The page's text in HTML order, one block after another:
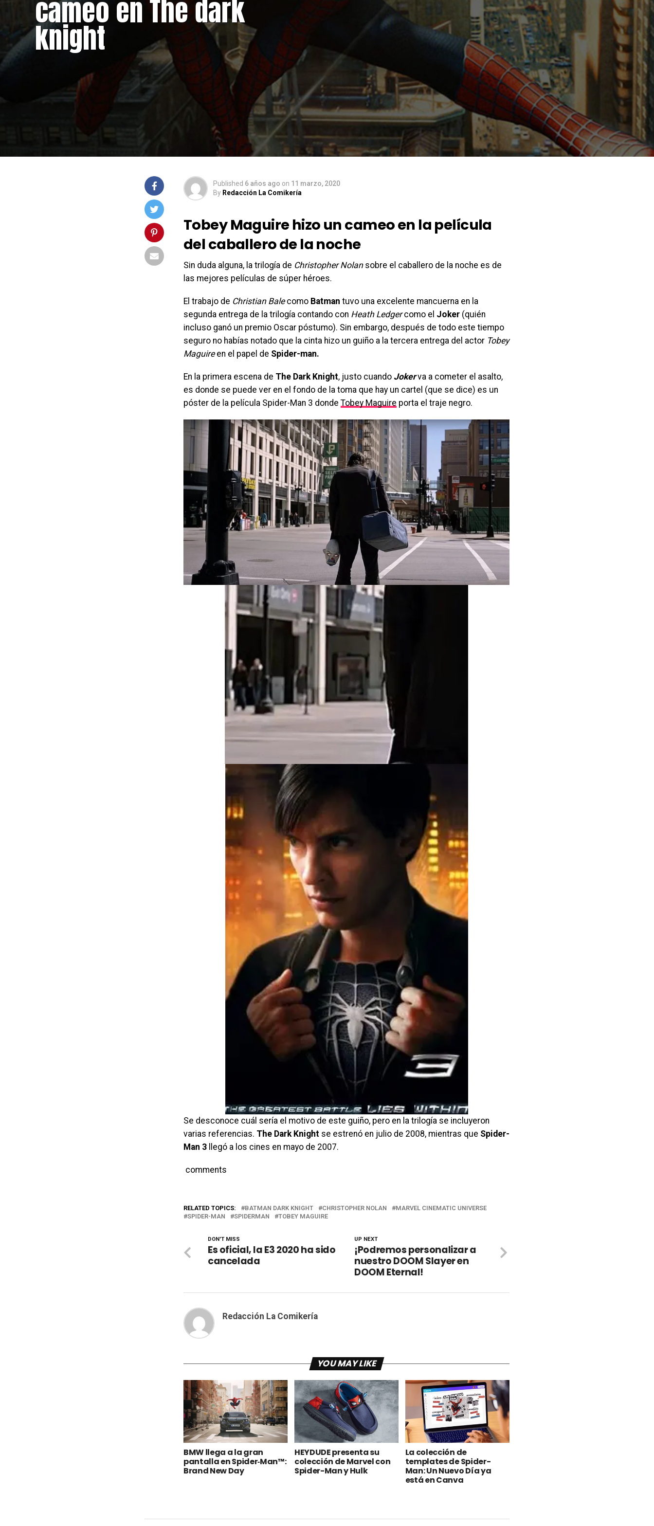
cameo en The dark
knight
Published 6 años ago on 11 marzo, 2020
By Redacción La Comikería
Tobey Maguire hizo un cameo en la película
del caballero de la noche
Sin duda alguna, la trilogía de Christopher Nolansobre el caballero de la noche es de
las mejores películas de súper héroes.
El trabajo de Christian Balecomo Batman tuvo una excelente mancuerna en la
segunda entrega de la trilogía contando con Heath Ledgercomo el Joker (quién
incluso ganó un premio Oscar póstumo). Sin embargo, después de todo este tiempo
seguro no habías notado que la cinta hizo un guiño a la tercera entrega del actor Tobey
Maguireen el papel de Spider-man.
En la primera escena de The Dark Knight, justo cuando Jokerva a cometer el asalto,
es donde se puede ver en el fondo de la toma que hay un cartel (que se dice) es un
póster de la película Spider-Man 3 donde Tobey Maguire porta el traje negro.
Se desconoce cuál sería el motivo de este guiño, pero en la trilogía se incluyeron
varias referencias. The Dark Knight se estrenó en julio de 2008, mientras que Spider-
Man 3 llegó a los cines en mayo de 2007.
comments
RELATED TOPICS: BATMAN DARK KNIGHT CHRISTOPHER NOLAN
MARVEL CINEMATIC UNIVERSE
SPIDER-MAN
SPIDERMAN TOBEY MAGUIRE
UP NEXT
¡Podremos personalizar a
nuestro DOOM Slayer en
DOOM Eternal!
DON'T MISS
Es oficial, la E3 2020 ha sido
cancelada
Redacción La Comikería
YOU MAY LIKE
BMW llega a la gran
pantalla en Spider‑Man™:
Brand New Day
HEYDUDE presenta su
colección de Marvel con
Spider-Man y Hulk
La colección de
templates de Spider-
Man: Un Nuevo Día ya
está en Canva